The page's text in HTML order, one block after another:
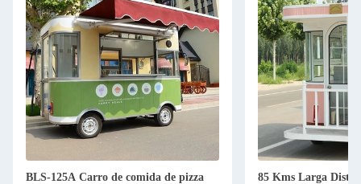
BLS-125A Carro de comida de pizza
85 Kms Larga